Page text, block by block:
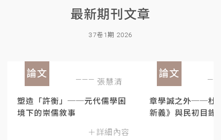
最新期刊文章
37卷1期 2026
論文
張慧清
塑造「許衡」──元代儒學困
境下的崇儒敘事
＋詳細內容
論文
章學誠之外──杜
新義》與民初目錄